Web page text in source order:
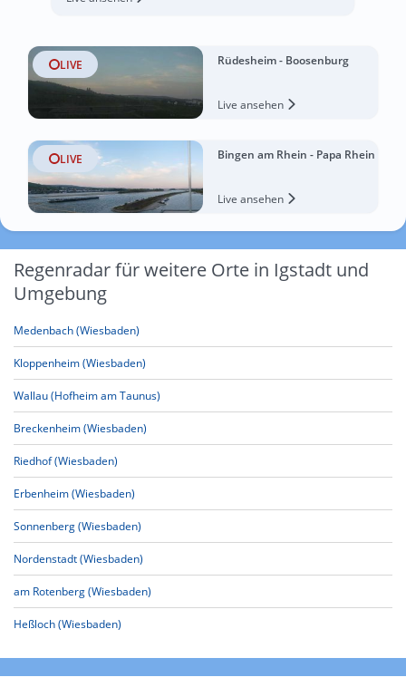
LIVE Rüdesheim - Boosenburg
Live ansehen
LIVE Bingen am Rhein - Papa Rhein
Live ansehen
Regenradar für weitere Orte in Igstadt und
Umgebung
Medenbach (Wiesbaden)
Kloppenheim (Wiesbaden)
Wallau (Hofheim am Taunus)
Breckenheim (Wiesbaden)
Riedhof (Wiesbaden)
Erbenheim (Wiesbaden)
Sonnenberg (Wiesbaden)
Nordenstadt (Wiesbaden)
am Rotenberg (Wiesbaden)
Heßloch (Wiesbaden)